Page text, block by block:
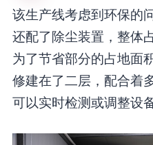
该生产线考虑到环保的
还配了除尘装置，整体
为了节省部分的占地面
修建在了二层，配合着
可以实时检测或调整设